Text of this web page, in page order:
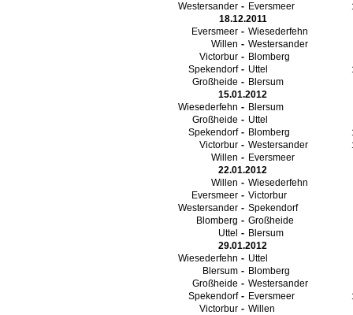
Westersander - Eversmeer
18.12.2011
Eversmeer - Wiesederfehn
Willen - Westersander
Victorbur - Blomberg
Spekendorf - Uttel
Großheide - Blersum
15.01.2012
Wiesederfehn - Blersum
Großheide - Uttel
Spekendorf - Blomberg
Victorbur - Westersander
Willen - Eversmeer
22.01.2012
Willen - Wiesederfehn
Eversmeer - Victorbur
Westersander - Spekendorf
Blomberg - Großheide
Uttel - Blersum
29.01.2012
Wiesederfehn - Uttel
Blersum - Blomberg
Großheide - Westersander
Spekendorf - Eversmeer
Victorbur - Willen